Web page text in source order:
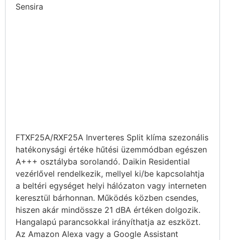
Sensira
FTXF25A/RXF25A Inverteres Split klíma szezonális
hatékonysági értéke hűtési üzemmódban egészen
A+++ osztályba sorolandó. Daikin Residential
vezérlővel rendelkezik, mellyel ki/be kapcsolahtja
a beltéri egységet helyi hálózaton vagy interneten
keresztül bárhonnan. Működés közben csendes,
hiszen akár mindössze 21 dBA értéken dolgozik.
Hangalapú parancsokkal irányíthatja az eszközt.
Az Amazon Alexa vagy a Google Assistant